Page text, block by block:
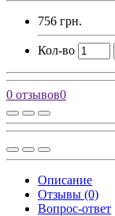
756 грн.
Кол-во
0 отзывов0
Описание
Отзывы (0)
Вопрос-ответ